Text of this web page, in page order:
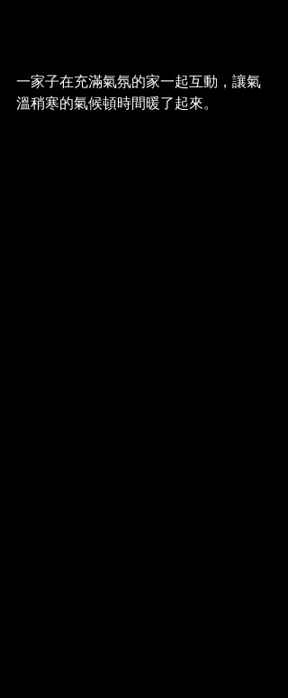
一家子在充滿氣氛的家一起互動，讓氣
溫稍寒的氣候頓時間暖了起來。